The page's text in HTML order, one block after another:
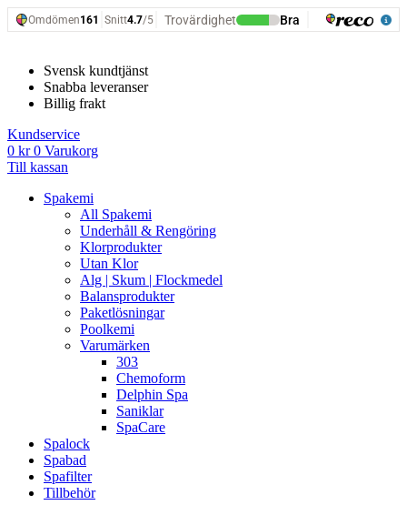
Hoppa
till
Svensk kundtjänst
Snabba leveranser
Billig frakt
Kundservice
0 kr 0 Varukorg
Till kassan
Spakemi
All Spakemi
Underhåll & Rengöring
Klorprodukter
Utan Klor
Alg | Skum | Flockmedel
Balansprodukter
Paketlösningar
Poolkemi
Varumärken
303
Chemoform
Delphin Spa
Saniklar
SpaCare
Spalock
Spabad
Spafilter
Tillbehör